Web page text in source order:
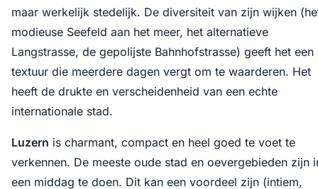
maar werkelijk stedelijk. De diversiteit van zijn wijken
modieuse Seefeld aan het meer, het alternatieve
Langstrasse, de gepolijste Bahnhofstrasse) geeft het een
textuur die meerdere dagen vergt om te waarderen. Het
heeft de drukte en verscheidenheid van een echte
internationale stad.
Luzern is charmant, compact en heel goed te voet te
verkennen. De meeste oude stad en oevergebieden zijn
een middag te doen. Dit kan een voordeel zijn (intiem,